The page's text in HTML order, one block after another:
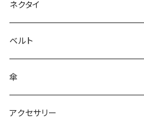
ネクタイ
ベルト
傘
アクセサリー